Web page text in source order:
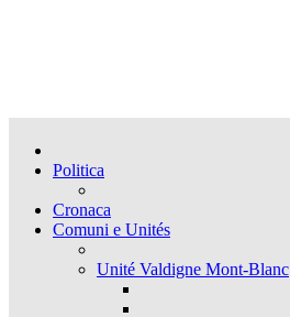
Politica
Cronaca
Comuni e Unités
Unité Valdigne Mont-Blanc